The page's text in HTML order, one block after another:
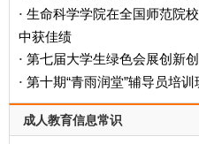
· 生命科学学院在全国师范院
中获佳绩
· 第七届大学生绿色会展创新
· 第十期“青雨润堂”辅导员培
成人教育信息常识